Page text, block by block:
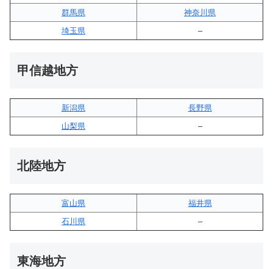
群馬県
神奈川県
埼玉県
–
甲信越地方
新潟県
長野県
山梨県
–
北陸地方
富山県
福井県
石川県
–
東海地方